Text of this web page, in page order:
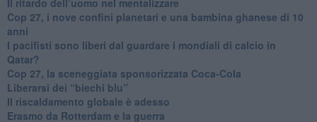
​Cop 27, i nove confini planetari e una bambina ghanese di 10
anni
​I pacifisti sono liberi dal guardare i mondiali di calcio in
Qatar?
​Cop 27, la sceneggiata sponsorizzata Coca-Cola
​Liberarsi dei “biechi blu”
Il riscaldamento globale è adesso
​Erasmo da Rotterdam e la guerra